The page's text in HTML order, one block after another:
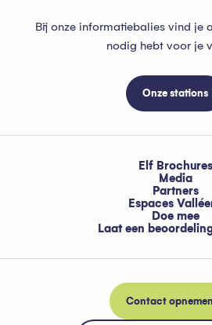
Bij onze informatiebalies vind je
nodig hebt voor je
Onze stations
Elf Brochures
Media
Partners
Espaces
Doe mee
Laat een
Contact opnemen